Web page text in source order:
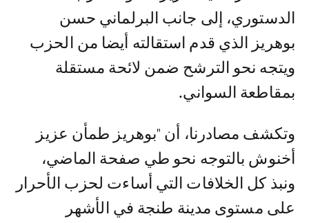
الدستوري، إلى جانب البرلماني حسن
بوهريز الذي قدم استقالته أيضا من الحزب
ويتجه نحو الترشح ضمن لائحة مستقلة
بمقاطعة السواني.
وتكشف مصادرنا، أن "بوهريز طمأن عزيز
أخنوش بالتوجه نحو طي صفحة الماضي،
ونبذ كل الخلافات التي أساءت لحزب الأحرار
على مستوى مدينة طنجة في الأشهر